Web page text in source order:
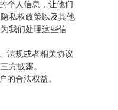
个人信息，让他们
私权政策以及其他
我们处理这些信
法规或者相关协议
方披露。
的合法权益。